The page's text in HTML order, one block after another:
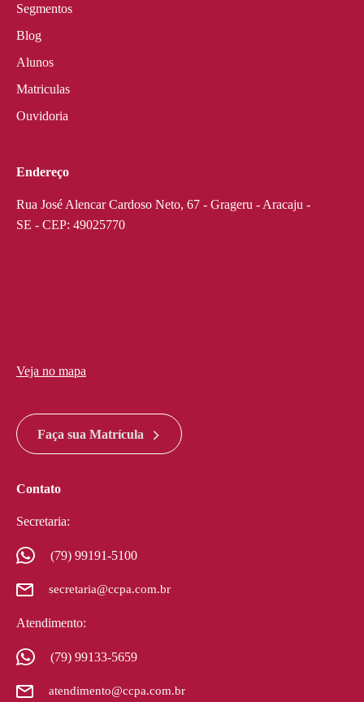
Segmentos
Blog
Alunos
Matriculas
Ouvidoria
Endereço
Rua José Alencar Cardoso Neto, 67 - Grageru - Aracaju -
SE - CEP: 49025770
Veja no mapa
Faça sua Matrícula
Contato
Secretaria:
(79) 99191-5100
secretaria@ccpa.com.br
Atendimento:
(79) 99133-5659
atendimento@ccpa.com.br